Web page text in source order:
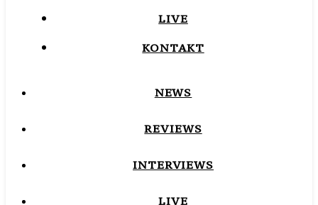
LIVE
KONTAKT
NEWS
REVIEWS
INTERVIEWS
LIVE